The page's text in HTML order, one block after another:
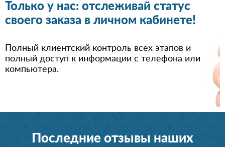
Только у нас: отслеживай статус
своего заказа в личном кабинете!
Полный клиентский контроль всех этапов и
полный доступ к информации с телефона или
компьютера.
Последние отзывы наших